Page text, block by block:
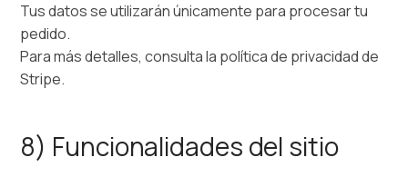
Tus datos se utilizarán únicamente para procesar tu
pedido.
Para más detalles, consulta la política de privacidad de
Stripe.
8) Funcionalidades del sitio